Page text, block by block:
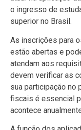
o ingresso de
superior no Brasil.
As inscrições para
estão abertas e
atendam aos
devem verificar as
sua participação no
fiscais é essencial
acontece